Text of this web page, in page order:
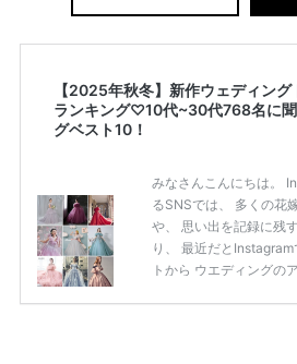
【2025年秋冬】新作ウェディン
ランキング♡10代~30代768名に
グベスト10！
みなさんこんにちは。
るSNSでは、 多くの花
や、 思い出を記録に残
り、 最近だと
トから ウエディングの